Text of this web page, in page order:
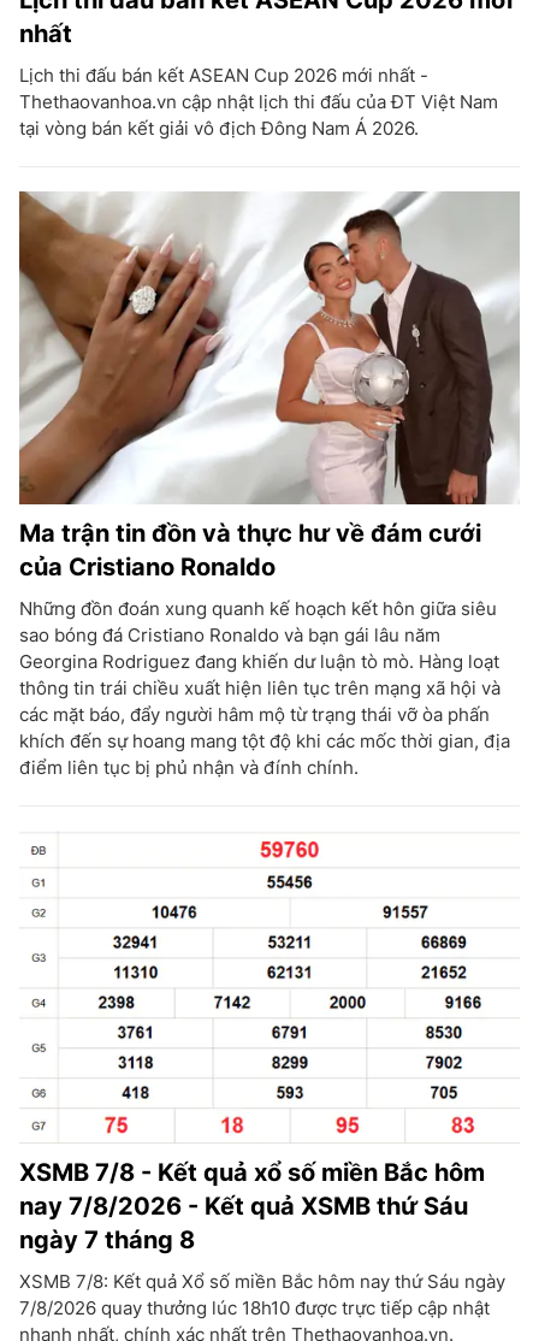
nhất
Lịch thi đấu bán kết ASEAN Cup 2026 mới nhất -
Thethaovanhoa.vn cập nhật lịch thi đấu của ĐT Việt Nam
tại vòng bán kết giải vô địch Đông Nam Á 2026.
Ma trận tin đồn và thực hư về đám cưới
của Cristiano Ronaldo
Những đồn đoán xung quanh kế hoạch kết hôn giữa siêu
sao bóng đá Cristiano Ronaldo và bạn gái lâu năm
Georgina Rodriguez đang khiến dư luận tò mò. Hàng loạt
thông tin trái chiều xuất hiện liên tục trên mạng xã hội và
các mặt báo, đẩy người hâm mộ từ trạng thái vỡ òa phấn
khích đến sự hoang mang tột độ khi các mốc thời gian, địa
điểm liên tục bị phủ nhận và đính chính.
XSMB 7/8 - Kết quả xổ số miền Bắc hôm
nay 7/8/2026 - Kết quả XSMB thứ Sáu
ngày 7 tháng 8
XSMB 7/8: Kết quả Xổ số miền Bắc hôm nay thứ Sáu ngày
7/8/2026 quay thưởng lúc 18h10 được trực tiếp cập nhật
nhanh nhất, chính xác nhất trên Thethaovanhoa.vn.